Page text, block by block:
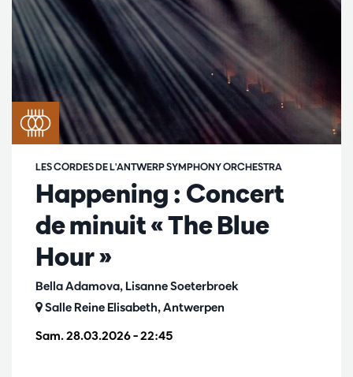
Happening : Concert
de minuit « The Blue
Hour »
Bella Adamova, Lisanne Soeterbroek
LES CORDES DE L'ANTWERP SYMPHONY ORCHESTRA
Sam. 28.03.2026– 22:45
Salle Reine Elisabeth, Antwerpen